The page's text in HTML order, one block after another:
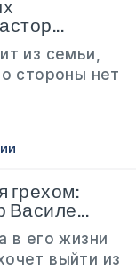
из семьи,
стороны нет
грехом:
Василе...
в его жизни
выйти из